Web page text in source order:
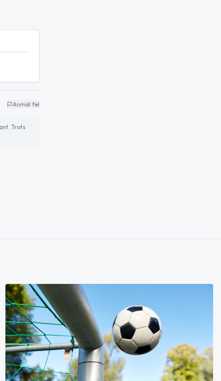
Anmäl fel
Trots